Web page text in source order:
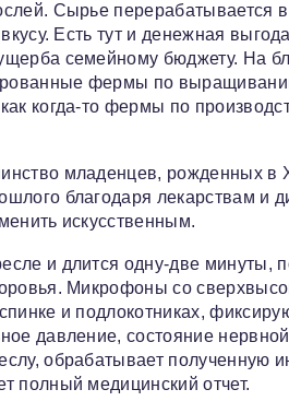
Сырье перерабатывается
Есть тут и денежная
семейному бюджету. На
фермы по
когда-то фермы по
младенцев, рожденных в
благодаря лекарствам и
искусственным.
и длится одну-две минуты,
Микрофоны со
и подлокотниках,
давление, состояние
обрабатывает полученную
полный медицинский отчет.